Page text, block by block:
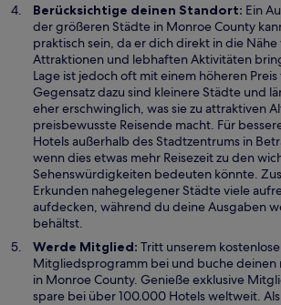
Berücksichtige deinen Standort: Ein
der größeren Städte in Monroe County
praktisch sein, da er dich direkt in die Nähe
Attraktionen und lebhaften Aktivitäten
Lage ist jedoch oft mit einem höheren
Gegensatz dazu sind kleinere Städte und
eher erschwinglich, was sie zu attraktiven
preisbewusste Reisende macht. Für
Hotels außerhalb des Stadtzentrums in
wenn dies etwas mehr Reisezeit zu den
Sehenswürdigkeiten bedeuten könnte.
Erkunden nahegelegener Städte viele
aufdecken, während du deine Ausgaben
behältst.
Werde Mitglied: Tritt unserem
Mitgliedsprogramm bei und buche deinen
in Monroe County. Genieße exklusive
spare bei über 100.000 Hotels weltweit.